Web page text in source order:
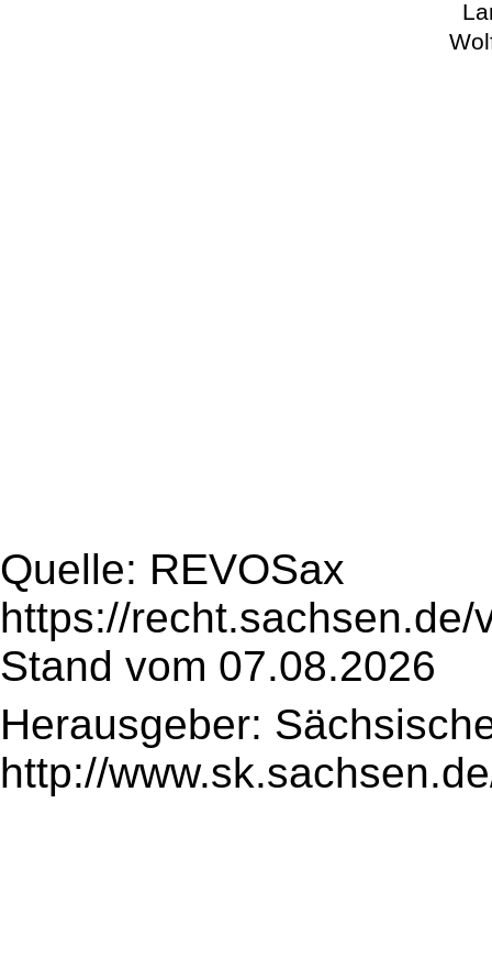
Quelle: REVOSax
https://
Stand vom 07.08.2026
Herausgeber:
http://